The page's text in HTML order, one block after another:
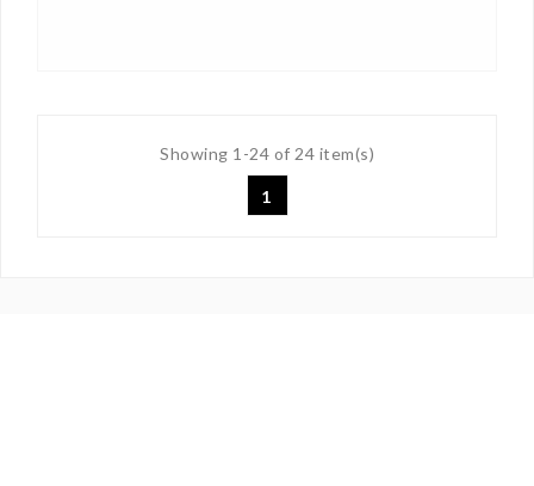
Showing 1-24 of 24 item(s)
1